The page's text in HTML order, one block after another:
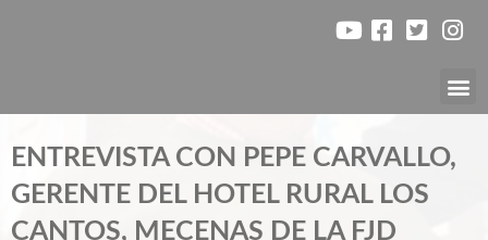
ENTREVISTA CON PEPE CARVALLO,
GERENTE DEL HOTEL RURAL LOS
CANTOS, MECENAS DE LA FJD